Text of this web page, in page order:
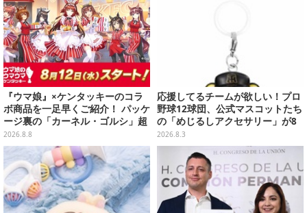
『ウマ娘』×ケンタッキーのコラ
ボ商品を一足早くご紹介！ パッケ
ージ裏の「カーネル・ゴルシ」超
長文コラボ告知は必見、オリジナ
ル商品はガツンと来るにんにくが
美味しくて「全銀河☆ゴルゴルチ
キン化計画」の一部になる【実物
レポ】
2026.8.8
応援してるチームが欲しい！プロ
野球12球団、公式マスコットたち
の「めじるしアクセサリー」が8
月第2週より再販
2026.8.3